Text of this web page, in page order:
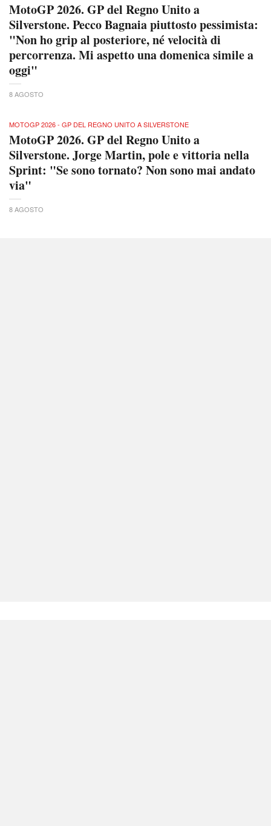
MotoGP 2026. GP del Regno Unito a
Silverstone. Pecco Bagnaia piuttosto pessimista:
"Non ho grip al posteriore, né velocità di
percorrenza. Mi aspetto una domenica simile a
oggi"
8 AGOSTO
MOTOGP 2026 - GP DEL REGNO UNITO A SILVERSTONE
MotoGP 2026. GP del Regno Unito a
Silverstone. Jorge Martin, pole e vittoria nella
Sprint: "Se sono tornato? Non sono mai andato
via"
8 AGOSTO